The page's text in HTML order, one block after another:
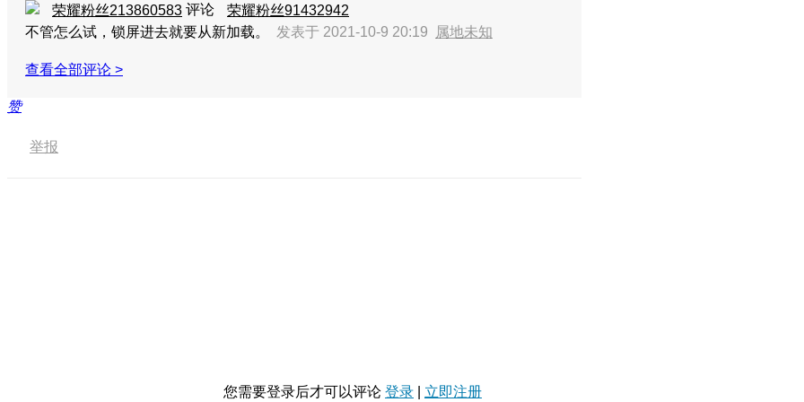
荣耀粉丝213860583 评论
荣耀粉丝91432942
不管怎么试，锁屏进去就要从新加载。 发表于 2021-10-9 20:19 属地未知
查看全部评论 >
赞
举报
您需要登录后才可以评论 登录 立即注册